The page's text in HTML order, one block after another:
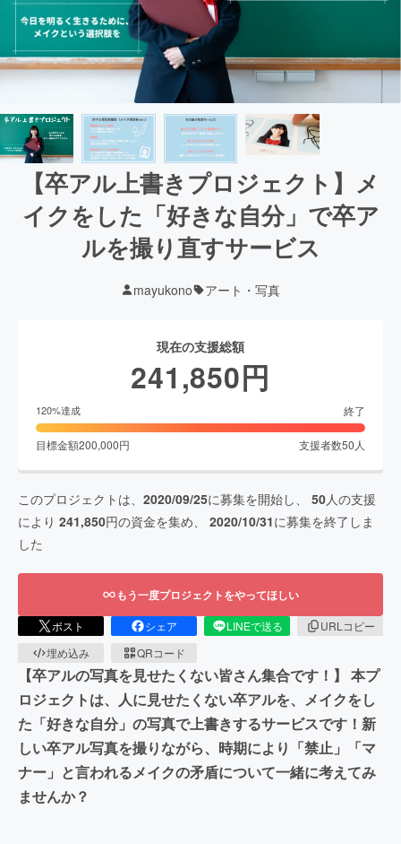
【卒アル上書きプロジェクト】メ
イクをした「好きな自分」で卒ア
ルを撮り直すサービス
mayukono アート・写真
現在の支援総額
241,850円
120%達成 終了
目標金額200,000円 支援者数50 人
このプロジェクトは、 2020/09/25に募集を開始し、 50人の支援
により 241,850円の資金を集め、 2020/10/31に募集を終了しま
した
もう一度プロジェクトをやってほしい
ポスト シェア LINEで送る
URLコピー
埋め込み
QRコード
【卒アルの写真を見せたくない皆さん集合です！】 本プ
ロジェクトは、人に見せたくない卒アルを、メイクをし
た「好きな自分」の写真で上書きするサービスです！新
しい卒アル写真を撮りながら、時期により「禁止」「マ
ナー」と言われるメイクの矛盾について一緒に考えてみ
ませんか？